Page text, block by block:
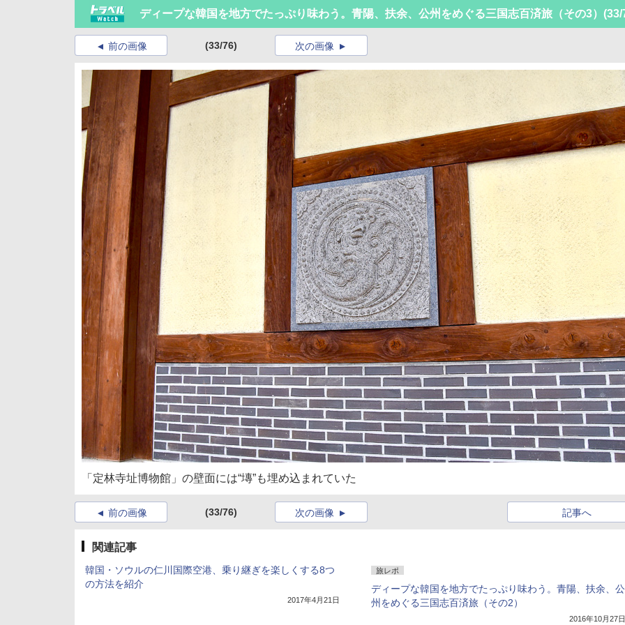
ディープな韓国を地方でたっぷり味わう。青陽、扶余、公州をめぐる三国志百済旅（その3） (33/
前の画像 (33/76) 次の画像
「定林寺址博物館」の壁面には“塼”も埋め込まれていた
前の画像 (33/76) 記事へ
次の画像
関連記事
韓国・ソウルの仁川国際空港、乗り継ぎを楽しくする8つ
の方法を紹介
2017年4月21日
旅レポ
ディープな韓国を地方でたっぷり味わう。青陽、扶余、公
州をめぐる三国志百済旅（その2）
2016年10月27日